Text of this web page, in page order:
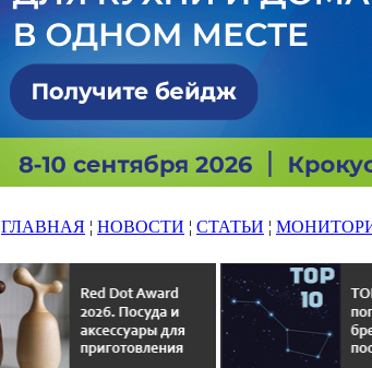
ГЛАВНАЯ ¦ НОВОСТИ ¦ СТАТЬИ ¦